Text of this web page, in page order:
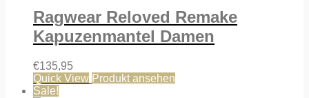
Ragwear Reloved Remake
Kapuzenmantel Damen
€135,95
Quick View Produkt ansehen
Sale!